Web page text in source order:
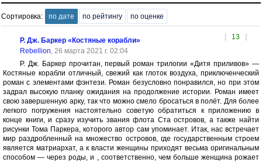
Сортировка: по дате по рейтингу по оценке
[ 13 ]
Р. Дж. Баркер «Костяные корабли»
Rebellion, 26 марта 2021 г. 02:04
Р. Дж. Баркер прочитан, первый роман трилогии «Дитя приливов» —
Костяные корабли отличный, свежий как глоток воздуха, приключенческий
роман с элементами фэнтези. Роман безусловно понравился, но при этом
задрал высокую планку ожидания на продолжение истории. Роман имеет
свою завершенную арку, так что можно смело бросаться в полёт. Для более
легкого погружения настоятельно советую обратиться к приложению в
конце книги, и сразу изучить звания флота Ста островов, а также найти
рисунки Тома Паркера, которого автор сам упоминает. Итак, нас встречает
мир раздробленный на множество островов, где государственным строем
является матриархат, а к власти женщины приходят весьма оригинальным
способом — через роды, и , соответственно, чем больше женщина рожает